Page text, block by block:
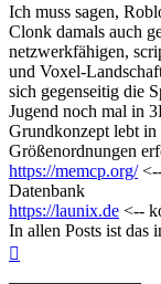
Ich muss sagen,
Clonk damals auch
netzwerkfähigen,
und Voxel-
sich gegenseitig die
Jugend noch mal in
Grundkonzept lebt
Größenordnungen
https://memcp.org/
Datenbank
https://launix.de <--
In allen Posts ist das